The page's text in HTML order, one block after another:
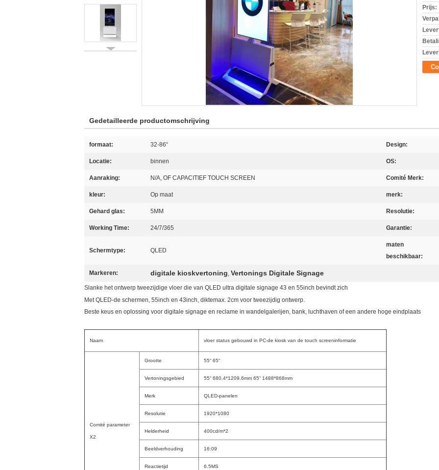
Prijs:
Gedetailleerde productomschrijving
formaat: 32-86“ Design:
Locatie: binnen OS:
Aanraking: N/A, OF CAPACITIEF TOUCH SCREEN Comité Merk:
kleur: Op maat merk:
Gehard glas: 5MM Resolutie:
Working Time: 24/7/365 Garantie:
Schermtype: QLED
maten
beschikbaar:
Markeren: digitale kioskvertoning, Vertonings Digitale Signage
Slanke het ontwerp tweezijdige vloer die van QLED ultra digitale signage 43 en 55inch bevindt zich
Met QLED-de schermen, 55inch en 43inch, diktemax. 2cm voor tweezijdig ontwerp.
Beste keus en oplossing voor digitale signage en reclame in wandelgalerijen, bank, luchthaven of een andere hoge eindplaats
Naam vloer status gebouwd in PC-de kiosk van de touch screeninformatie
Comité parameter
X2
Grootte 55“ 65“
Vertoningsgebied 55“ 680.4*1209.6mm 65“ 1488*868mm
Merk QLED-panelen
Resolutie 1920*1080
Helderheid 400cd/m*2
Beeldverhouding 16:09
Reactietijd 6.5MS